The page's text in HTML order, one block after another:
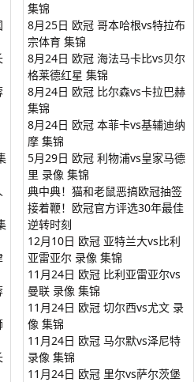
集锦
8月25日 欧冠 哥本哈根vs特拉布
宗体育 集锦
8月24日 欧冠 海法马卡比vs贝尔
格莱德红星 集锦
8月24日 欧冠 比尔森vs卡拉巴赫
集锦
8月24日 欧冠 本菲卡vs基辅迪纳
摩 集锦
5月29日 欧冠 利物浦vs皇家马德
里 录像 集锦
典中典！猫和老鼠恶搞欧冠抽签
接着鞭！欧冠官方评选30年最佳
逆转时刻
12月10日 欧冠 亚特兰大vs比利
亚雷亚尔 录像 集锦
11月24日 欧冠 比利亚雷亚尔vs
曼联 录像 集锦
11月24日 欧冠 切尔西vs尤文 录
像 集锦
11月24日 欧冠 马尔默vs泽尼特
录像 集锦
11月24日 欧冠 里尔vs萨尔茨堡